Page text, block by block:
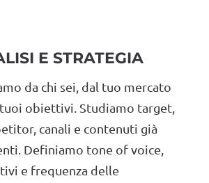
E STRATEGIA
da chi sei, dal tuo mercato
obiettivi. Studiamo target,
canali e contenuti già
Definiamo tone of voice,
e frequenza delle